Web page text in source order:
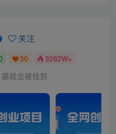
关注
30 3282W+
就会被找到